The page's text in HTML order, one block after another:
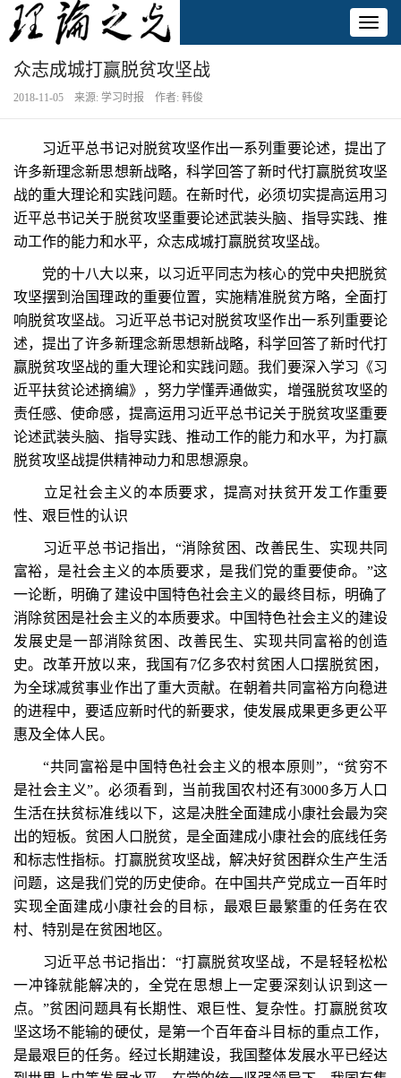
众志成城打赢脱贫攻坚战
2018-11-05 来源: 学习时报 作者: 韩俊
习近平总书记对脱贫攻坚作出一系列重要论述，提出了
许多新理念新思想新战略，科学回答了新时代打赢脱贫攻坚
战的重大理论和实践问题。在新时代，必须切实提高运用习
近平总书记关于脱贫攻坚重要论述武装头脑、指导实践、推
动工作的能力和水平，众志成城打赢脱贫攻坚战。
党的十八大以来，以习近平同志为核心的党中央把脱贫
攻坚摆到治国理政的重要位置，实施精准脱贫方略，全面打
响脱贫攻坚战。习近平总书记对脱贫攻坚作出一系列重要论
述，提出了许多新理念新思想新战略，科学回答了新时代打
赢脱贫攻坚战的重大理论和实践问题。我们要深入学习《习
近平扶贫论述摘编》，努力学懂弄通做实，增强脱贫攻坚的
责任感、使命感，提高运用习近平总书记关于脱贫攻坚重要
论述武装头脑、指导实践、推动工作的能力和水平，为打赢
脱贫攻坚战提供精神动力和思想源泉。
立足社会主义的本质要求，提高对扶贫开发工作重要
性、艰巨性的认识
习近平总书记指出，“消除贫困、改善民生、实现共同
富裕，是社会主义的本质要求，是我们党的重要使命。”这
一论断，明确了建设中国特色社会主义的最终目标，明确了
消除贫困是社会主义的本质要求。中国特色社会主义的建设
发展史是一部消除贫困、改善民生、实现共同富裕的创造
史。改革开放以来，我国有7亿多农村贫困人口摆脱贫困，
为全球减贫事业作出了重大贡献。在朝着共同富裕方向稳进
的进程中，要适应新时代的新要求，使发展成果更多更公平
惠及全体人民。
“共同富裕是中国特色社会主义的根本原则”，“贫穷不
是社会主义”。必须看到，当前我国农村还有3000多万人口
生活在扶贫标准线以下，这是决胜全面建成小康社会最为突
出的短板。贫困人口脱贫，是全面建成小康社会的底线任务
和标志性指标。打赢脱贫攻坚战，解决好贫困群众生产生活
问题，这是我们党的历史使命。在中国共产党成立一百年时
实现全面建成小康社会的目标，最艰巨最繁重的任务在农
村、特别是在贫困地区。
习近平总书记指出：“打赢脱贫攻坚战，不是轻轻松松
一冲锋就能解决的，全党在思想上一定要深刻认识到这一
点。”贫困问题具有长期性、艰巨性、复杂性。打赢脱贫攻
坚这场不能输的硬仗，是第一个百年奋斗目标的重点工作，
是最艰巨的任务。经过长期建设，我国整体发展水平已经达